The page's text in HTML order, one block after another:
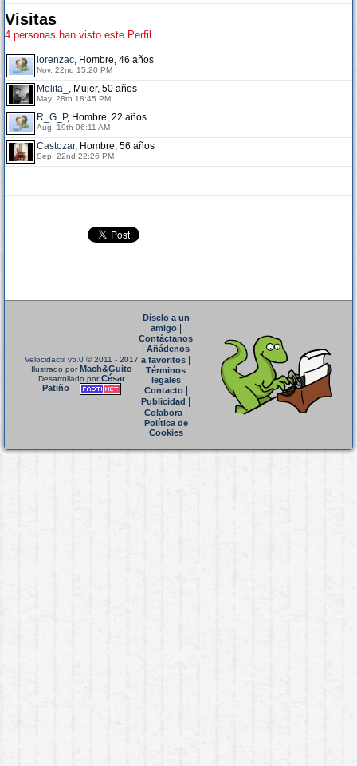
Visitas
4 personas han visto este Perfil
lorenzac, Hombre, 46 años
Nov. 22nd 15:20 PM
Melita_ , Mujer, 50 años
May. 28th 18:45 PM
R_G_P, Hombre, 22 años
Aug. 19th 06:11 AM
Castozar, Hombre, 56 años
Sep. 22nd 22:26 PM
Velocidactil v5.0 © 2011 - 2017
Ilustrado porMach&Guito
Desarrollado porCésar
Patiño
Díselo a un
amigo|
Contáctanos
Añádenos
a favoritos
Términos
legales
Contacto|
Publicidad
Colabora|
Política de
Cookies